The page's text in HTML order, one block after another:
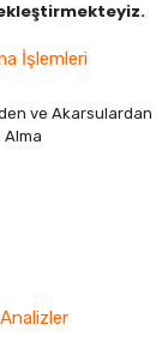
İşlemleri
ve Akarsulardan
Alma